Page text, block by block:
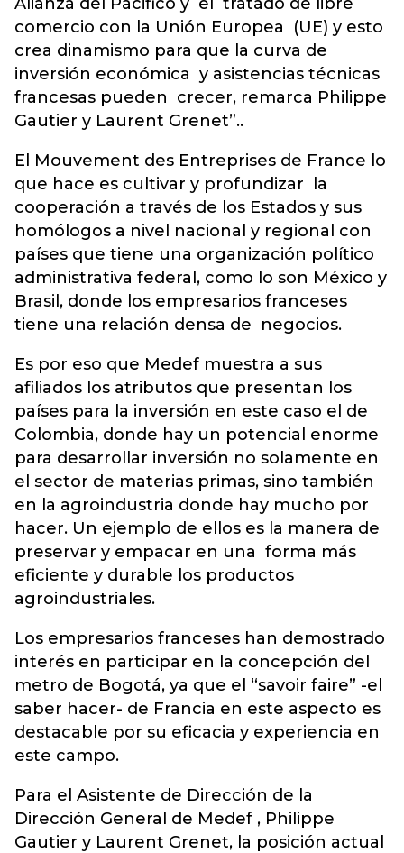
comercio con la Unión Europea (UE) y esto
crea dinamismo para que la curva de
inversión económica y asistencias técnicas
francesas pueden crecer, remarca Philippe
Gautier y Laurent Grenet”..
El Mouvement des Entreprises de France lo
que hace es cultivar y profundizar la
cooperación a través de los Estados y sus
homólogos a nivel nacional y regional con
países que tiene una organización político
administrativa federal, como lo son México y
Brasil, donde los empresarios franceses
tiene una relación densa de negocios.
Es por eso que Medef muestra a sus
afiliados los atributos que presentan los
países para la inversión en este caso el de
Colombia, donde hay un potencial enorme
para desarrollar inversión no solamente en
el sector de materias primas, sino también
en la agroindustria donde hay mucho por
hacer. Un ejemplo de ellos es la manera de
preservar y empacar en una forma más
eficiente y durable los productos
agroindustriales.
Los empresarios franceses han demostrado
interés en participar en la concepción del
metro de Bogotá, ya que el “savoir faire” -el
saber hacer- de Francia en este aspecto es
destacable por su eficacia y experiencia en
este campo.
Para el Asistente de Dirección de la
Dirección General de Medef , Philippe
Gautier y Laurent Grenet, la posición actual